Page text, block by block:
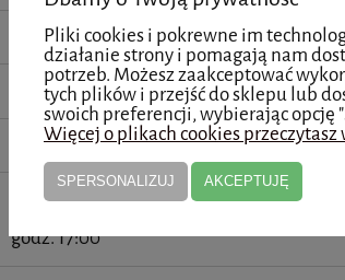
InPost Paczkomat 24/7 24-48h
InPost Kurier POBRANIE
InPost Paczkomat 24/7 POBRANIE 24-48h
ŁÓDŹ - DOSTAWA TEGO SAMEGO DNIA
godz. 17:00
Pliki cookies i pokrewne im
działanie strony i pomagają nam
potrzeb. Możesz zaakceptować
tych plików i przejść do sklepu lub
swoich preferencji, wybierając opcję
Więcej o plikach cookies
SPERSONALIZUJ AKCEPTUJĘ